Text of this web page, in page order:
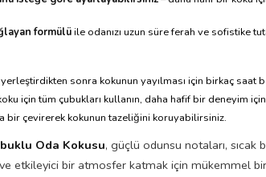
formülüile odanızı uzun süre ferah ve sofistike
sonra kokunun yayılması için birkaç saat
için tüm çubukları kullanın, daha hafif bir deneyim için
bir çevirerek kokunun tazeliğini koruyabilirsiniz.
Oda Kokusu, güçlü odunsu notaları, sıcak
etkileyici bir atmosfer katmak için mükemmel